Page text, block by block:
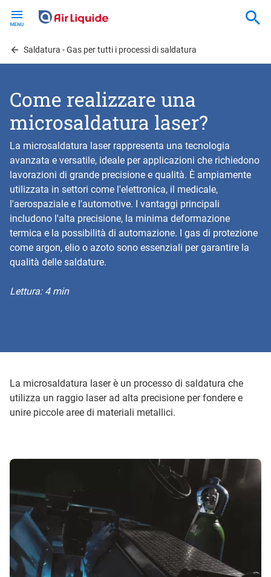
contentSaldatura - Gas per tutti i processi di saldatura
Come realizzare una
microsaldatura laser?
La microsaldatura laser rappresenta una tecnologia
avanzata e versatile, ideale per applicazioni che richiedono
lavorazioni di grande precisione e qualità. È ampiamente
utilizzata in settori come l'elettronica, il medicale,
l'aerospaziale e l'automotive. I vantaggi principali
includono l'alta precisione, la minima deformazione
termica e la possibilità di automazione. I gas di protezione
come argon, elio o azoto sono essenziali per garantire la
qualità delle saldature.
Lettura: 4 min
La microsaldatura laser è un processo di saldatura che
utilizza un raggio laser ad alta precisione per fondere e
unire piccole aree di materiali metallici.